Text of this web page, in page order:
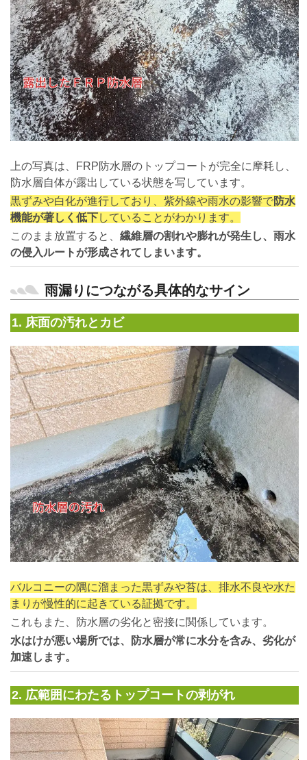
上の写真は、FRP防水層のトップコートが完全に摩耗し、
防水層自体が露出している状態を写しています。
黒ずみや白化が進行しており、紫外線や雨水の影響で防水
機能が著しく低下していることがわかります。
このまま放置すると、 繊維層の割れや膨れが発生し、雨水
の侵入ルートが形成されてしまいます。
雨漏りにつながる具体的なサイン
1. 床面の汚れとカビ
バルコニーの隅に溜まった黒ずみや苔は、排水不良や水た
まりが慢性的に起きている証拠です。
これもまた、防水層の劣化と密接に関係しています。
水はけが悪い場所では、防水層が常に水分を含み、劣化が
加速します。
2. 広範囲にわたるトップコートの剥がれ